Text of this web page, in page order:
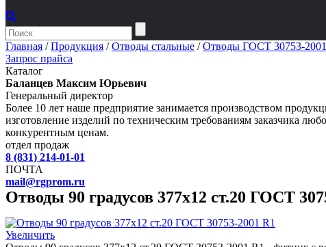
Главная /Продукция /Отводы стальные /Отводы ГОСТ 30753-2001
Запрос прайса
Каталог
Баланцев Максим Юрьевич
Генеральный директор
Более 10 лет наше предприятие занимается производством
изготовление изделий по техническим требованиям заказчика
конкурентным ценам.
отдел продаж
8 (831) 214-01-01
ПОЧТА
mail@rgprom.ru
Отводы 90 градусов 377х12 ст.20 ГОСТ
Увеличить